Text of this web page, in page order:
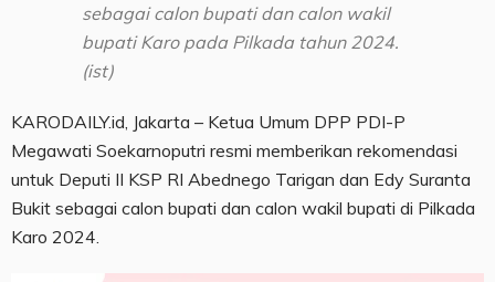
sebagai calon bupati dan calon wakil
bupati Karo pada Pilkada tahun 2024.
(ist)
KARODAILY.id, Jakarta – Ketua Umum DPP PDI-P
Megawati Soekarnoputri resmi memberikan rekomendasi
untuk Deputi II KSP RI Abednego Tarigan dan Edy Suranta
Bukit sebagai calon bupati dan calon wakil bupati di Pilkada
Karo 2024.